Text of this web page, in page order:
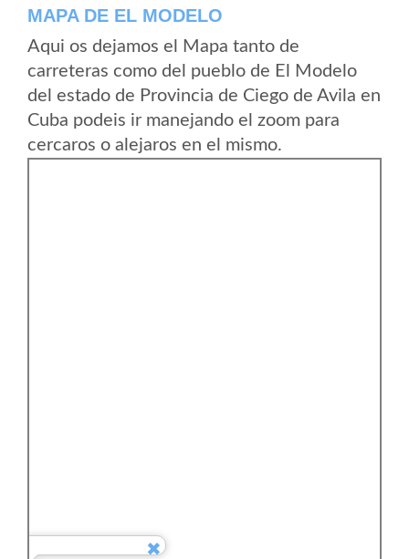
MAPA DE EL MODELO
Aqui os dejamos el Mapa tanto de
carreteras como del pueblo de El Modelo
del estado de Provincia de Ciego de Avila en
Cuba podeis ir manejando el zoom para
cercaros o alejaros en el mismo.